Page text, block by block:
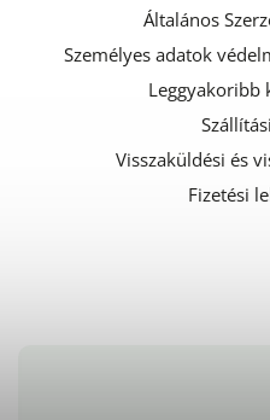
Általános
Személyes adatok
Leggyakoribb
Visszaküldési és
Fizetési